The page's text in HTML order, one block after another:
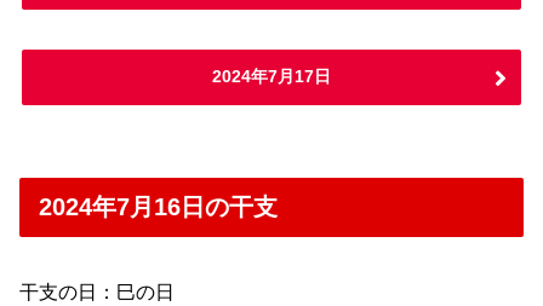
2024年7月17日
2024年7月16日の干支
干支の日：巳の日